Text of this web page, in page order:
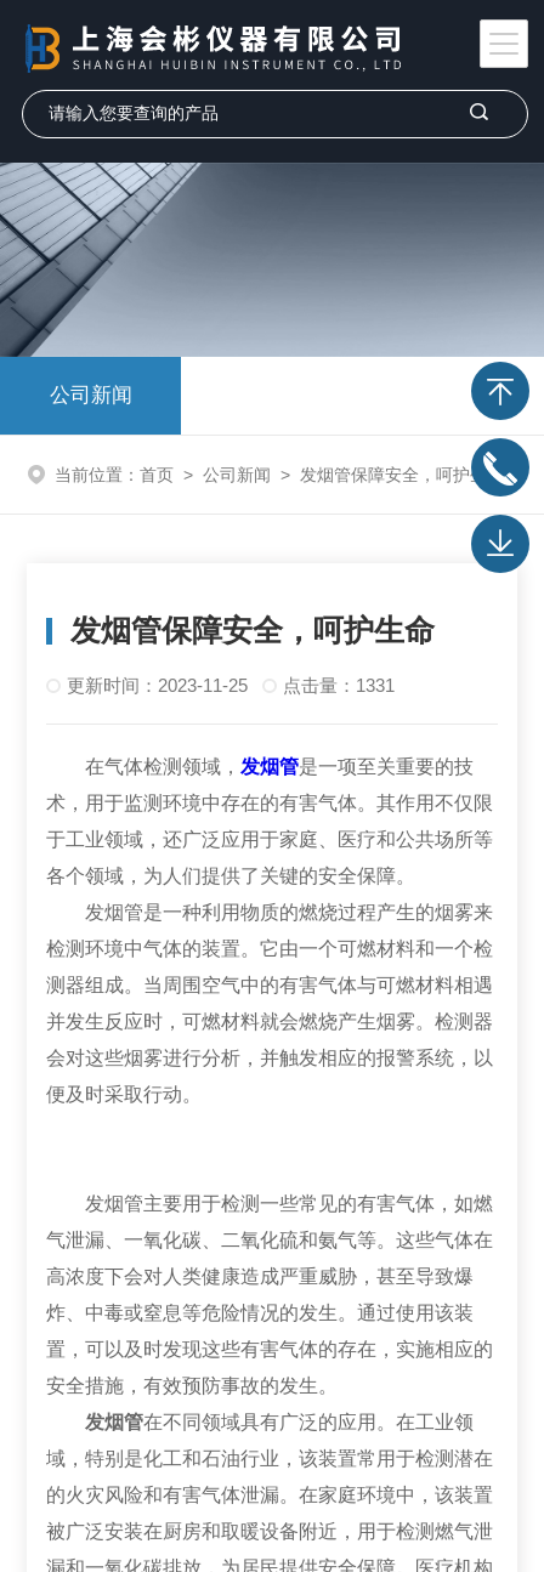
公司新闻
当前位置： 首页 > 公司新闻 > 发烟管保障安全，呵护生命
发烟管保障安全，呵护生命
更新时间：2023-11-25 点击量：1331
在气体检测领域，发烟管是一项至关重要的技
术，用于监测环境中存在的有害气体。其作用不仅限
于工业领域，还广泛应用于家庭、医疗和公共场所等
各个领域，为人们提供了关键的安全保障。
发烟管是一种利用物质的燃烧过程产生的烟雾来
检测环境中气体的装置。它由一个可燃材料和一个检
测器组成。当周围空气中的有害气体与可燃材料相遇
并发生反应时，可燃材料就会燃烧产生烟雾。检测器
会对这些烟雾进行分析，并触发相应的报警系统，以
便及时采取行动。
发烟管主要用于检测一些常见的有害气体，如燃
气泄漏、一氧化碳、二氧化硫和氨气等。这些气体在
高浓度下会对人类健康造成严重威胁，甚至导致爆
炸、中毒或窒息等危险情况的发生。通过使用该装
置，可以及时发现这些有害气体的存在，实施相应的
安全措施，有效预防事故的发生。
发烟管在不同领域具有广泛的应用。在工业领
域，特别是化工和石油行业，该装置常用于检测潜在
的火灾风险和有害气体泄漏。在家庭环境中，该装置
被广泛安装在厨房和取暖设备附近，用于检测燃气泄
漏和一氧化碳排放，为居民提供安全保障。医疗机构